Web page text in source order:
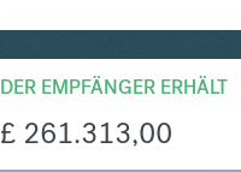
DER EMPFÄNGER ERHÄLT
£ 261.313,00